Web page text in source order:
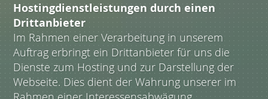
Hostingdienstleistungen durch einen
Drittanbieter
Im Rahmen einer Verarbeitung in unserem
Auftrag erbringt ein Drittanbieter für uns die
Dienste zum Hosting und zur Darstellung der
Webseite. Dies dient der Wahrung unserer im